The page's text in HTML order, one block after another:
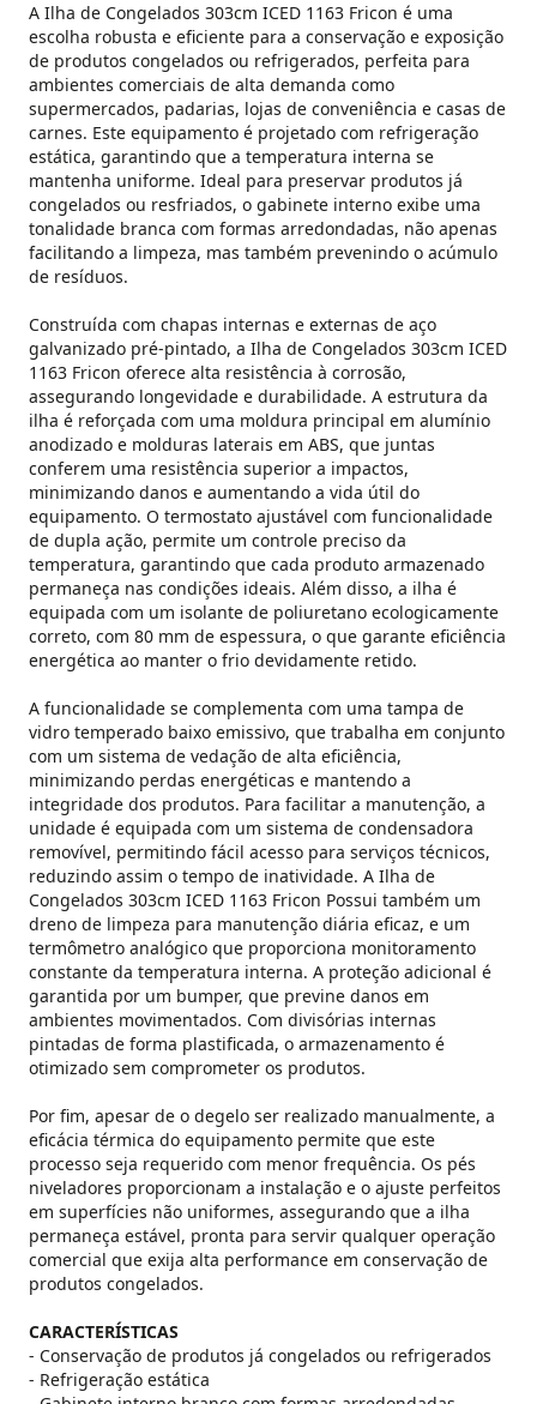
8x R$ 1.590,06 sem juros
R$ 12.720,44
9x
R$ 1.413,38 sem juros
R$ 12.720,44
10x
R$ 1.272,04 sem juros R$ 12.720,44
11x R$ 1.165,30 com juros
R$ 12.818,30
R$ 1.071,48 com juros R$ 12.857,76
A Ilha de Congelados 303cm ICED 1163 Fricon é uma
escolha robusta e eficiente para a conservação e exposição
de produtos congelados ou refrigerados, perfeita para
ambientes comerciais de alta demanda como
supermercados, padarias, lojas de conveniência e casas de
carnes. Este equipamento é projetado com refrigeração
estática, garantindo que a temperatura interna se
mantenha uniforme. Ideal para preservar produtos já
congelados ou resfriados, o gabinete interno exibe uma
tonalidade branca com formas arredondadas, não apenas
facilitando a limpeza, mas também prevenindo o acúmulo
de resíduos.
Construída com chapas internas e externas de aço
galvanizado pré-pintado, a Ilha de Congelados 303cm ICED
1163 Fricon oferece alta resistência à corrosão,
assegurando longevidade e durabilidade. A estrutura da
ilha é reforçada com uma moldura principal em alumínio
anodizado e molduras laterais em ABS, que juntas
conferem uma resistência superior a impactos,
minimizando danos e aumentando a vida útil do
equipamento. O termostato ajustável com funcionalidade
de dupla ação, permite um controle preciso da
temperatura, garantindo que cada produto armazenado
permaneça nas condições ideais. Além disso, a ilha é
equipada com um isolante de poliuretano ecologicamente
correto, com 80 mm de espessura, o que garante eficiência
energética ao manter o frio devidamente retido.
A funcionalidade se complementa com uma tampa de
vidro temperado baixo emissivo, que trabalha em conjunto
com um sistema de vedação de alta eficiência,
minimizando perdas energéticas e mantendo a
integridade dos produtos. Para facilitar a manutenção, a
unidade é equipada com um sistema de condensadora
removível, permitindo fácil acesso para serviços técnicos,
reduzindo assim o tempo de inatividade. A Ilha de
Congelados 303cm ICED 1163 Fricon Possui também um
dreno de limpeza para manutenção diária eficaz, e um
termômetro analógico que proporciona monitoramento
constante da temperatura interna. A proteção adicional é
garantida por um bumper, que previne danos em
ambientes movimentados. Com divisórias internas
pintadas de forma plastificada, o armazenamento é
otimizado sem comprometer os produtos.
Por fim, apesar de o degelo ser realizado manualmente, a
eficácia térmica do equipamento permite que este
processo seja requerido com menor frequência. Os pés
niveladores proporcionam a instalação e o ajuste perfeitos
em superfícies não uniformes, assegurando que a ilha
permaneça estável, pronta para servir qualquer operação
comercial que exija alta performance em conservação de
produtos congelados.
CARACTERÍSTICAS
- Conservação de produtos já congelados ou refrigerados
- Refrigeração estática